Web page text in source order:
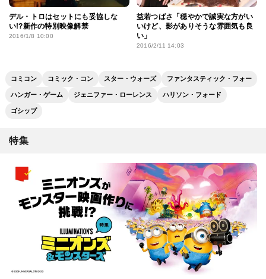
デル・トロはセットにも妥協しな
い!?新作の特別映像解禁
2016/1/8 10:00
益若つばさ「穏やかで誠実な方がい
いけど、影がありそうな雰囲気も良
い」
2016/2/11 14:03
コミコン コミック・コン スター・ウォーズ ファンタスティック・フォー
ハンガー・ゲーム ジェニファー・ローレンス ハリソン・フォード
ゴシップ
特集